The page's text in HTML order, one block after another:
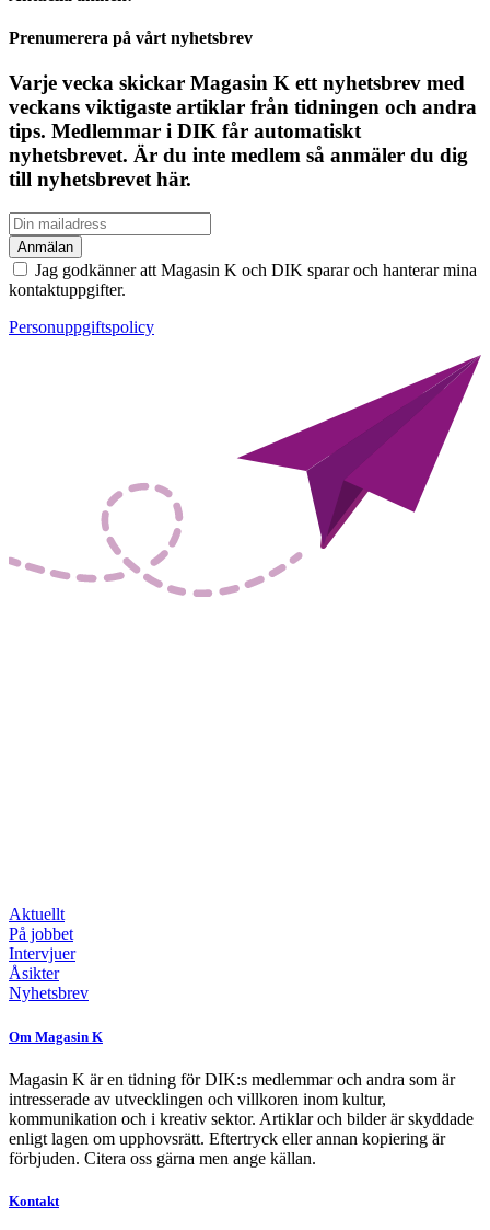
Prenumerera på vårt nyhetsbrev
Varje vecka skickar Magasin K ett nyhetsbrev med
veckans viktigaste artiklar från tidningen och andra
tips. Medlemmar i DIK får automatiskt
nyhetsbrevet. Är du inte medlem så anmäler du dig
till nyhetsbrevet här.
Jag godkänner att Magasin K och DIK sparar och hanterar mina
kontaktuppgifter.
Personuppgiftspolicy
Aktuellt
På jobbet
Intervjuer
Åsikter
Nyhetsbrev
Om Magasin K
Magasin K är en tidning för DIK:s medlemmar och andra som är
intresserade av utvecklingen och villkoren inom kultur,
kommunikation och i kreativ sektor. Artiklar och bilder är skyddade
enligt lagen om upphovsrätt. Eftertryck eller annan kopiering är
förbjuden. Citera oss gärna men ange källan.
Kontakt